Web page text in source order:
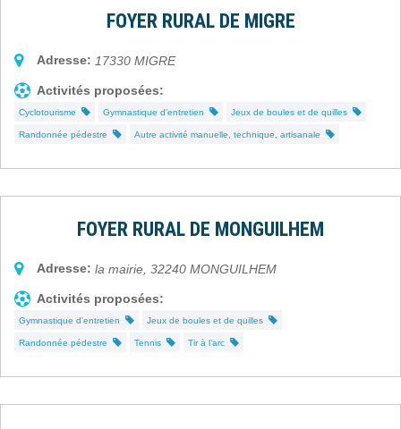
FOYER RURAL DE MIGRE
Adresse: 17330 MIGRE
Activités proposées:
Cyclotourisme Gymnastique d'entretien Jeux de boules et de quilles
Randonnée pédestre Autre activité manuelle, technique, artisanale
FOYER RURAL DE MONGUILHEM
Adresse: la mairie 32240 MONGUILHEM
Activités proposées:
Gymnastique d'entretien Jeux de boules et de quilles
Randonnée pédestre Tennis Tir à l’arc